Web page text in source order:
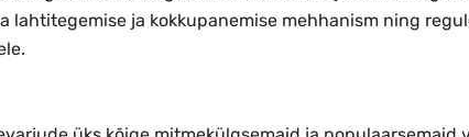
ja kokkupanemise mehhanism ning